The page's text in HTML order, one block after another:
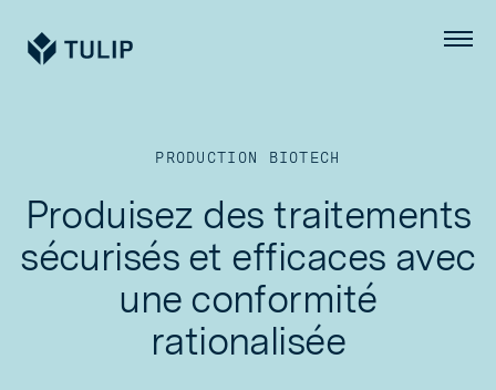
Tulip Menu
PRODUCTION BIOTECH
Produisez des traitements
sécurisés et efficaces avec
une conformité
rationalisée